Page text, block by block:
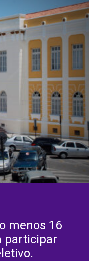
menos 16
participar